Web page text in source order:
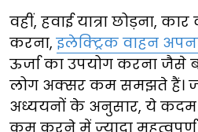
वहीं, हवाई यात्रा छोड़ना,
करना,इलेक्ट्रिक वाहन
ऊर्जा का उपयोग करना जैसे
लोग अक्सर कम समझते हैं।
अध्ययनों के अनुसार, ये कदम
कम करने में ज्यादा